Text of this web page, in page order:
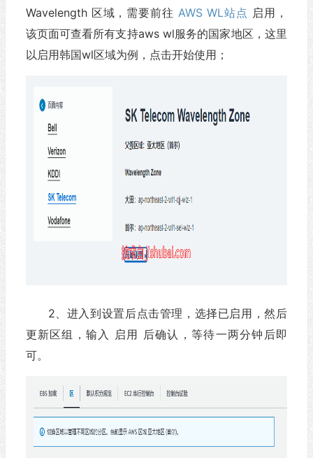
Wavelength 区域，需要前往AWS WL站点 启用，
该页面可查看所有支持aws wl服务的国家地区，这里
以启用韩国wl区域为例，点击开始使用；
2、进入到设置后点击管理，选择已启用，然后
更新区组，输入 启用 后确认，等待一两分钟后即
可。